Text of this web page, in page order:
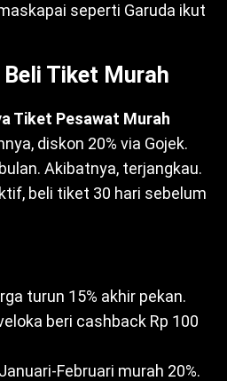
seperti Garuda ikut
Tiket Murah
Tiket Pesawat Murah
diskon 20% via Gojek.
Akibatnya, terjangkau.
beli tiket 30 hari sebelum
turun 15% akhir pekan.
beri cashback Rp 100
Februari murah 20%.